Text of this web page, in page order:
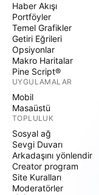
Haber Akışı
Portföyler
Temel Grafikler
Getiri Eğrileri
Opsiyonlar
Makro Haritalar
Pine Script®
UYGULAMALAR
Mobil
Masaüstü
TOPLULUK
Sosyal ağ
Sevgi Duvarı
Arkadaşını yönlendir
Creator program
Site Kuralları
Moderatörler